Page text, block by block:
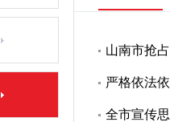
山南市抢
严格依法
全市宣传